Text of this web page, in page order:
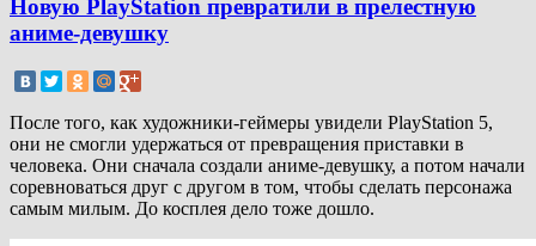
Новую PlayStation превратили в прелестную
аниме-девушку
После того, как художники-геймеры увидели PlayStation 5,
они не смогли удержаться от превращения приставки в
человека. Они сначала создали аниме-девушку, а потом начали
соревноваться друг с другом в том, чтобы сделать персонажа
самым милым. До косплея дело тоже дошло.